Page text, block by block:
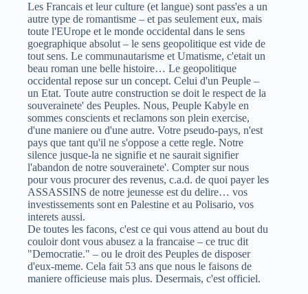
Les Francais et leur culture (et langue) sont pass'es a un
autre type de romantisme – et pas seulement eux, mais
toute l'EUrope et le monde occidental dans le sens
goegraphique absolut – le sens geopolitique est vide de
tout sens. Le communautarisme et Umatisme, c'etait un
beau roman une belle histoire… Le geopolitique
occidental repose sur un concept. Celui d'un Peuple –
un Etat. Toute autre construction se doit le respect de la
souverainete' des Peuples. Nous, Peuple Kabyle en
sommes conscients et reclamons son plein exercise,
d'une maniere ou d'une autre. Votre pseudo-pays, n'est
pays que tant qu'il ne s'oppose a cette regle. Notre
silence jusque-la ne signifie et ne saurait signifier
l'abandon de notre souverainete'. Compter sur nous
pour vous procurer des revenus, c.a.d. de quoi payer les
ASSASSINS de notre jeunesse est du delire… vos
investissements sont en Palestine et au Polisario, vos
interets aussi.
De toutes les facons, c'est ce qui vous attend au bout du
couloir dont vous abusez a la francaise – ce truc dit
"Democratie." – ou le droit des Peuples de disposer
d'eux-meme. Cela fait 53 ans que nous le faisons de
maniere officieuse mais plus. Desermais, c'est officiel.